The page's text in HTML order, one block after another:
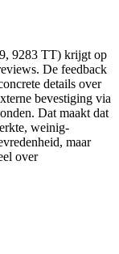
9283 TT) krijgt op
De feedback
details over
bevestiging via
Dat maakt dat
weinig-
maar
over